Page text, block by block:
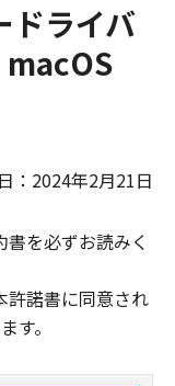
ライバ
：2024年2月21日
を必ずお読みく
許諾書に同意され
す。